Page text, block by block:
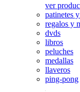
ver
patinetes
regalos y
dvds
libros
peluches
medallas
llaveros
ping-pong